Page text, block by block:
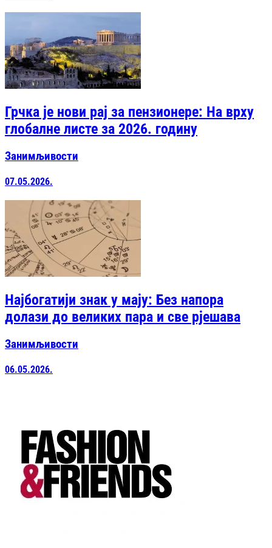
Грчка је нови рај за пензионере: На врху
глобалне листе за 2026. годину
Занимљивости
07.05.2026.
Најбогатији знак у мају: Без напора
долази до великих пара и све рјешава
Занимљивости
06.05.2026.